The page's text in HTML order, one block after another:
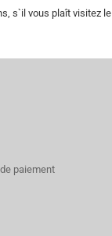
s`il vous plaît visitez le
paiement